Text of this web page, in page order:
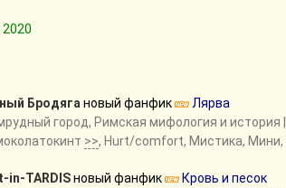
Бродяга новый фанфик
Лярва
город, Римская мифология и история
>>, Hurt/comfort, Мистика, Мини,
in-TARDISновый фанфик
Кровь и песок